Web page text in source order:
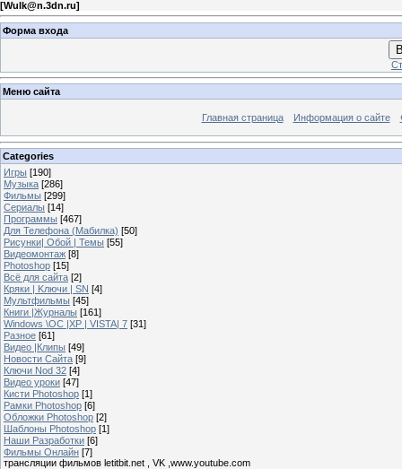
[Wulk@n.3dn.ru]
Форма входа
Меню сайта
Главная страница Информация о сайте
Categories
Игры [190]
Музыка [286]
Фильмы [299]
Сериалы [14]
Программы [467]
Для Телефона (Мабилка) [50]
Рисунки| Обой | Темы [55]
Видеомонтаж [8]
Photoshop [15]
Всё для сайта [2]
Кряки | Kлючи | SN [4]
Мультфильмы [45]
Книги |Журналы [161]
Windows \OC |XP | VISTA| 7 [31]
Разное [61]
Видео |Клипы [49]
Новости Сайта [9]
Ключи Nod 32 [4]
Видео уроки [47]
Кисти Photoshop [1]
Рамки Photoshop [6]
Обложки Photoshop [2]
Шаблоны Photoshop [1]
Наши Разработки [6]
Фильмы Онлайн [7]
трансляции фильмов letitbit.net , VK ,www.youtube.com